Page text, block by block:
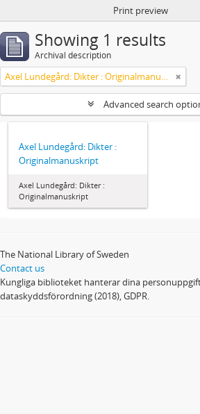
Print preview
Showing 1 results
Archival description
Axel Lundegård: Dikter : Originalmanuskript
Advanced search
Axel Lundegård: Dikter :
Originalmanuskript
Axel Lundegård: Dikter :
Originalmanuskript
The National Library of Sweden
Contact us
Kungliga biblioteket hanterar dina
dataskyddsförordning (2018), GDPR.